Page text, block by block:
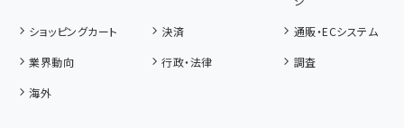
ショッピングカート
決済
通販・ECシステム
業界動向
行政・法律
調査
海外